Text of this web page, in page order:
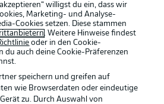
die linke Seite Tempo und will
Mitspieler findet er nicht. Dennoch ist
bringt Hefti von rechts eine starke
ist mit der Faust da.
willigst du ein, dass wir
Marketing- und Analyse-
Cookies setzen. Diese stammen
. Weitere Hinweise findest
oder in den Cookie-
du auch deine Cookie-Präferenzen
speichern und greifen auf
wie Browserdaten oder eindeutige
zu. Durch Auswahl von